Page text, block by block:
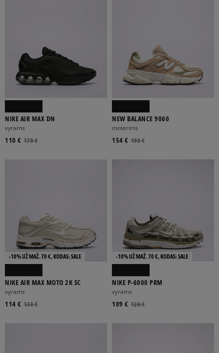
NIKE AIR MAX DN
vyrams
170 €
110 €
NEW BALANCE 9060
moterims
190 €
154 €
-10% UŽ MAŽ. 70 €, KODAS: SALE
NIKE AIR MAX MOTO 2K SC
vyrams
130 €
114 €
-10% UŽ MAŽ. 70 €, KODAS: SALE
NIKE P-6000 PRM
vyrams
120 €
109 €